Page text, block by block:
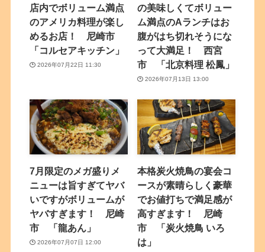
店内でボリューム満点
のアメリカ料理が楽し
めるお店！ 尼崎市
「コルセアキッチン」
2026年07月22日 11:30
の美味しくてボリュー
ム満点のAランチはお
腹がはち切れそうにな
って大満足！ 西宮
市 「北京料理 松鳳」
2026年07月13日 13:00
7月限定のメガ盛りメ
ニューは旨すぎてヤバ
いですがボリュームが
ヤバすぎます！ 尼崎
市 「龍あん」
2026年07月07日 12:00
本格炭火焼鳥の宴会コ
ースが素晴らしく豪華
でお値打ちで満足感が
高すぎます！ 尼崎
市 「炭火焼鳥 いろ
は」